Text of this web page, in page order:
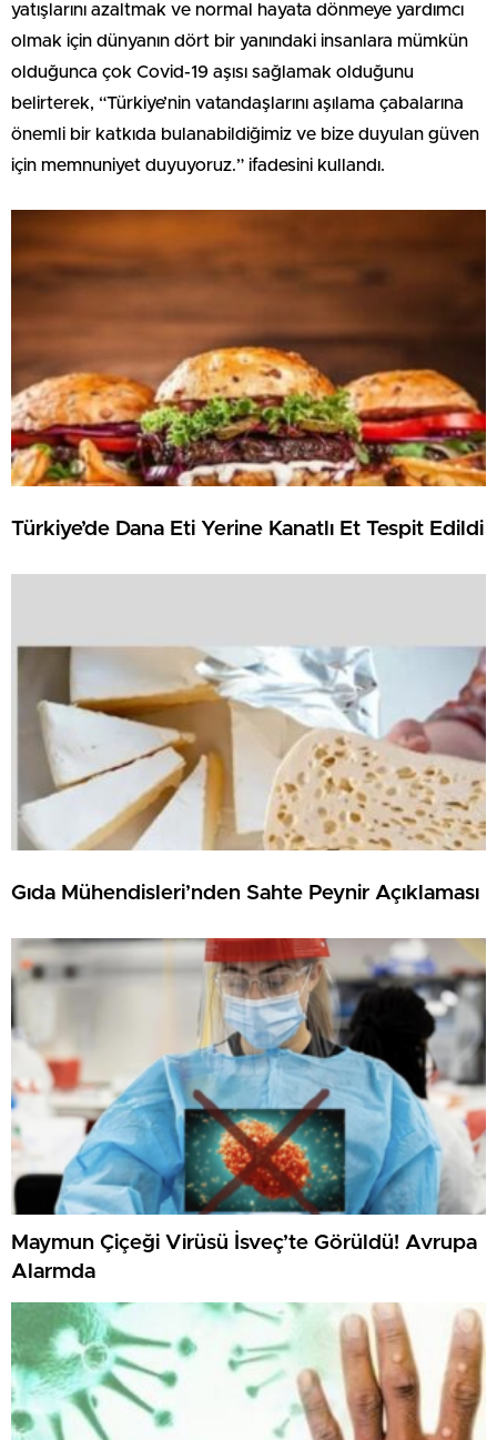
yatışlarını azaltmak ve normal hayata dönmeye yardımcı
olmak için dünyanın dört bir yanındaki insanlara mümkün
olduğunca çok Covid-19 aşısı sağlamak olduğunu
belirterek, “Türkiye’nin vatandaşlarını aşılama çabalarına
önemli bir katkıda bulanabildiğimiz ve bize duyulan güven
için memnuniyet duyuyoruz.” ifadesini kullandı.
Türkiye’de Dana Eti Yerine Kanatlı Et Tespit Edildi
Gıda Mühendisleri’nden Sahte Peynir Açıklaması
Maymun Çiçeği Virüsü İsveç’te Görüldü! Avrupa
Alarmda